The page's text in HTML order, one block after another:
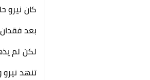
كان نيرو
بعد
لكن لم
تنهد